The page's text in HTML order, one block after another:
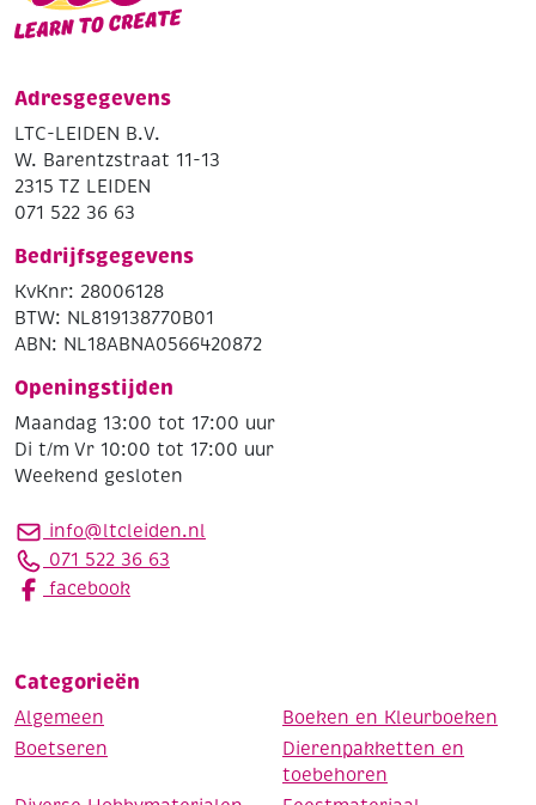
Adresgegevens
LTC-LEIDEN B.V.
W. Barentzstraat 11-13
2315 TZ LEIDEN
071 522 36 63
Bedrijfsgegevens
KvKnr: 28006128
BTW: NL819138770B01
ABN: NL18ABNA0566420872
Openingstijden
Maandag 13:00 tot 17:00 uur
Di t/m Vr 10:00 tot 17:00 uur
Weekend gesloten
info@ltcleiden.nl
071 522 36 63
facebook
Categorieën
Algemeen
Boeken en Kleurboeken
Boetseren
Dierenpakketten en
toebehoren